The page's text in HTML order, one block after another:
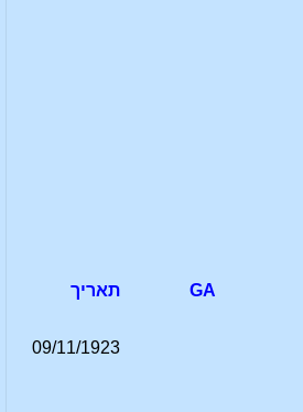
GA תאריך
09/11/1923